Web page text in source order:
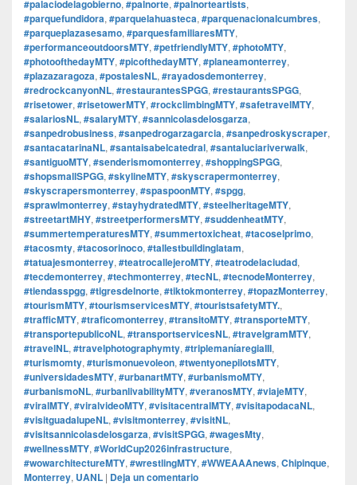
#palaciodelagobierno, #palnorte, #palnorteartists,
#parquefundidora, #parquelahuasteca, #parquenacionalcumbres,
#parqueplazasesamo, #parquesfamiliaresMTY,
#performanceoutdoorsMTY, #petfriendlyMTY, #photoMTY,
#photoofthedayMTY, #picofthedayMTY, #planeamonterrey,
#plazazaragoza, #postalesNL, #rayadosdemonterrey,
#redrockcanyonNL, #restaurantesSPGG, #restaurantsSPGG,
#risetower, #risetowerMTY, #rockclimbingMTY, #safetravelMTY,
#salariosNL, #salaryMTY, #sannicolasdelosgarza,
#sanpedrobusiness, #sanpedrogarzagarcia, #sanpedroskyscraper,
#santacatarinaNL, #santaisabelcatedral, #santaluciariverwalk,
#santiguoMTY, #senderismomonterrey, #shoppingSPGG,
#shopsmallSPGG, #skylineMTY, #skyscrapermonterrey,
#skyscrapersmonterrey, #spaspoonMTY, #spgg,
#sprawlmonterrey, #stayhydratedMTY, #steelheritageMTY,
#streetartMHY, #streetperformersMTY, #suddenheatMTY,
#summertemperaturesMTY, #summertoxicheat, #tacoselprimo,
#tacosmty, #tacosorinoco, #tallestbuildinglatam,
#tatuajesmonterrey, #teatrocallejeroMTY, #teatrodelaciudad,
#tecdemonterrey, #techmonterrey, #tecNL, #tecnodeMonterrey,
#tiendasspgg, #tigresdelnorte, #tiktokmonterrey, #topazMonterrey,
#tourismMTY, #tourismservicesMTY, #touristsafetyMTY.,
#trafficMTY, #traficomonterrey, #transitoMTY, #transporteMTY,
#transportepublicoNL, #transportservicesNL, #travelgramMTY,
#travelNL, #travelphotographymty, #triplemaníaregiaIII,
#turismomty, #turismonuevoleon, #twentyonepilotsMTY,
#universidadesMTY, #urbanartMTY, #urbanismoMTY,
#urbanismoNL, #urbanlivabilityMTY, #veranosMTY, #viajeMTY,
#viralMTY, #viralvideoMTY, #visitacentralMTY, #visitapodacaNL,
#visitguadalupeNL, #visitmonterrey, #visitNL,
#visitsannicolasdelosgarza, #visitSPGG, #wagesMty,
#wellnessMTY, #WorldCup2026infrastructure,
#wowarchitectureMTY, #wrestlingMTY, #WWEAAAnews, Chipinque,
Monterrey, UANL | Deja un comentario